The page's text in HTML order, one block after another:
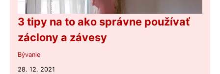
3 tipy na to ako správne používať
záclony a závesy
Bývanie
28. 12. 2021